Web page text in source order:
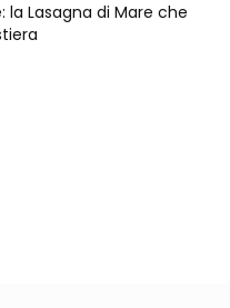
la Lasagna di Mare che